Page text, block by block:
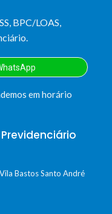
BPC/LOAS,
em horário
Bastos Santo André